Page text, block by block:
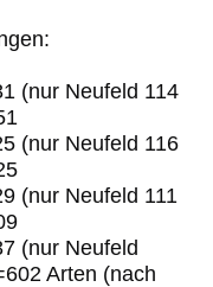
(nur Neufeld 114
(nur Neufeld 116
(nur Neufeld 111
(nur Neufeld
Arten (nach